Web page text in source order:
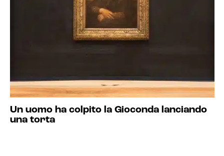
Un uomo ha colpito la Gioconda lanciando
una torta